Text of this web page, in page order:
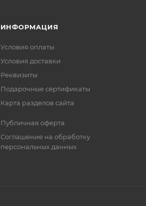
ИНФОРМАЦИЯ
Условия оплаты
Условия доставки
Реквизиты
Подарочные сертификаты
Карта разделов сайта
Публичная оферта
Соглашение на обработку
персональных данных